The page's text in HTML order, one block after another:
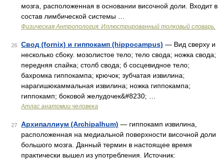
мозга, расположенная в основании височной доли. Входит в
состав лимбической системы …
Физическая Антропология. Иллюстрированный толковый словарь.
26 Свод (fornix) и гиппокамп (hippocampus) — Вид сверху и
несколько сбоку. мозолистое тело; тело свода; ножка свода;
передняя спайка; столб свода; б сосцевидное тело;
бахромка гиппокампа; крючок; зубчатая извилина;
нарагишюкаммальная извилина; ножка гиппокампа;
гиппокамп; боковой желудочек&#8230; …
Атлас анатомии человека
27 Архипаллиум (Archipalhum) — гиппокамп извилина,
расположенная на медиальной поверхности височной доли
большого мозга. Данный термин в настоящее время
практически вышел из употребления. Источник: